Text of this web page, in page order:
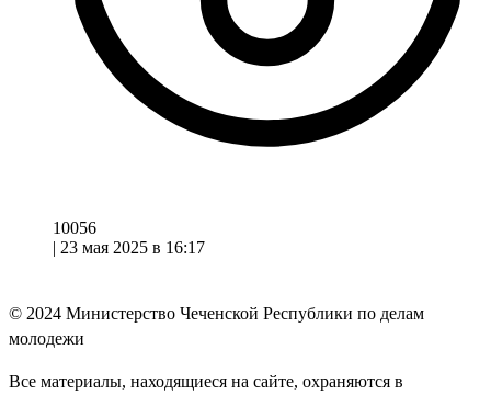
10056
| 23 мая 2025 в 16:17
© 2024 Министерство Чеченской Республики по делам
молодежи
Все материалы, находящиеся на сайте, охраняются в